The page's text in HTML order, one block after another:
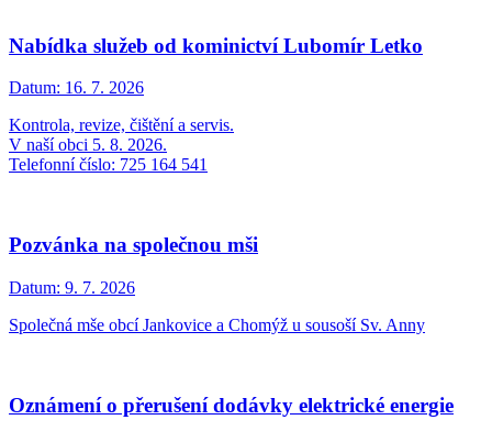
Nabídka služeb od kominictví Lubomír Letko
Datum: 16. 7. 2026
Kontrola, revize, čištění a servis.
V naší obci 5. 8. 2026.
Telefonní číslo: 725 164 541
Pozvánka na společnou mši
Datum: 9. 7. 2026
Společná mše obcí Jankovice a Chomýž u sousoší Sv. Anny
Oznámení o přerušení dodávky elektrické energie